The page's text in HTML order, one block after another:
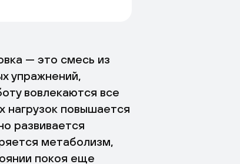
— это смесь из
упражнений,
вовлекаются все
повышается
развивается
метаболизм,
покоя еще